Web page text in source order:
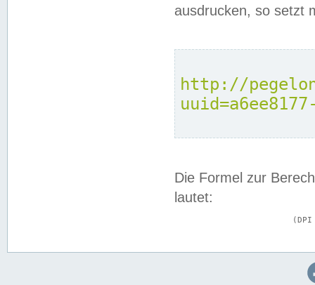
ausdrucken, so setzt
http://
Die Formel zur
lautet: